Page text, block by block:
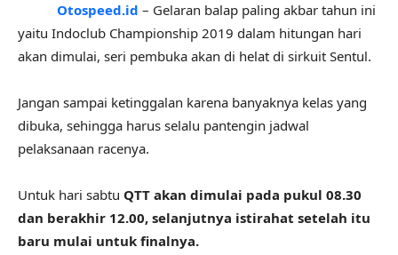
Otospeed.id – Gelaran balap paling akbar tahun ini
yaitu Indoclub Championship 2019 dalam hitungan hari
akan dimulai, seri pembuka akan di helat di sirkuit Sentul.
Jangan sampai ketinggalan karena banyaknya kelas yang
dibuka, sehingga harus selalu pantengin jadwal
pelaksanaan racenya.
Untuk hari sabtu QTT akan dimulai pada pukul 08.30
dan berakhir 12.00, selanjutnya istirahat setelah itu
baru mulai untuk finalnya.